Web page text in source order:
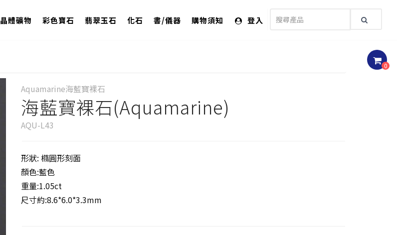
晶體礦物 彩色寶石 翡翠玉石 化石 書/儀器 購物須知 登入
0
Aquamarine海藍寶裸石
海藍寶裸石(Aquamarine)
AQU-L43
形狀: 橢圓形刻面
顏色:藍色
重量:1.05ct
尺寸約:8.6*6.0*3.3mm